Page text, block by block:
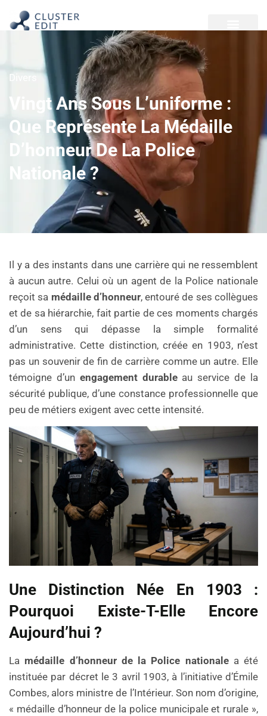
Divers
Vingt Ans Sous L’uniforme :
Que Représente La Médaille
D’honneur De La Police
Nationale ?
Il y a des instants dans une carrière qui ne ressemblent
à aucun autre. Celui où un agent de la Police nationale
reçoit sa médaille d’honneur, entouré de ses collègues
et de sa hiérarchie, fait partie de ces moments chargés
d’un sens qui dépasse la simple formalité
administrative. Cette distinction, créée en 1903, n’est
pas un souvenir de fin de carrière comme un autre. Elle
témoigne d’un engagement durableau service de la
sécurité publique, d’une constance professionnelle que
peu de métiers exigent avec cette intensité.
Une Distinction Née En 1903 :
Pourquoi Existe-T-Elle Encore
Aujourd’hui ?
La médaille d’honneur de la Police nationalea été
instituée par décret le 3 avril 1903, à l’initiative d’Émile
Combes, alors ministre de l’Intérieur. Son nom d’origine,
« médaille d’honneur de la police municipale et rurale »,